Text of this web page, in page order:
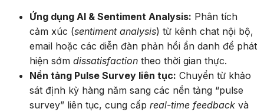
Ứng dụng AI & Sentiment Analysis: Phân tích
cảm xúc (sentiment analysis) từ kênh chat nội bộ,
email hoặc các diễn đàn phản hồi ẩn danh để phát
hiện sớm dissatisfaction theo thời gian thực.
Nền tảng Pulse Survey liên tục: Chuyển từ khảo
sát định kỳ hàng năm sang các nền tảng “pulse
survey” liên tục, cung cấp real-time feedback và